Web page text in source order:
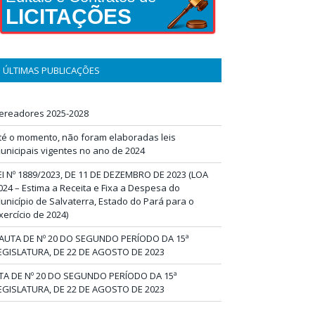
LICITAÇÕES
ÚLTIMAS PUBLICAÇÕES
2025-2028
o momento, não foram elaboradas leis
vigentes no ano de 2024
Nº 1889/2023, DE 11 DE DEZEMBRO DE 2023 (LOA
– Estima a Receita e Fixa a Despesa do
de Salvaterra, Estado do Pará para o
de 2024)
DE Nº 20 DO SEGUNDO PERÍODO DA 15ª
DE 22 DE AGOSTO DE 2023
DE Nº 20 DO SEGUNDO PERÍODO DA 15ª
DE 22 DE AGOSTO DE 2023